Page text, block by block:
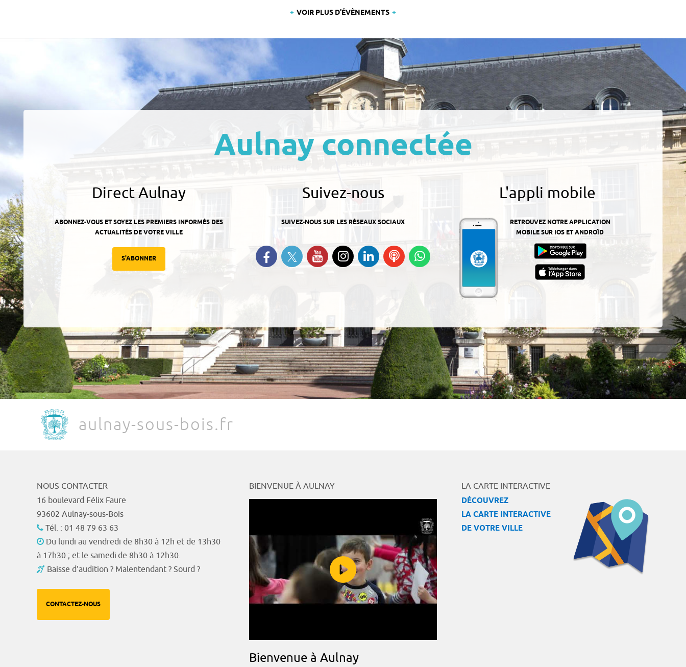
VOIR PLUS D'ÉVÈNEMENTS
Aulnay connectée
Direct Aulnay
ABONNEZ-VOUS ET SOYEZ LES PREMIERS INFORMÉS DES
ACTUALITÉS DE VOTRE VILLE
S'ABONNER
Suivez-nous
SUIVEZ-NOUS SUR LES RÉSEAUX SOCIAUX
Retrouvez-nous sur Facebook
Suivez-nous sur Twitter
Suivez-nous sur YouTube
Suivez-nous sur
Instagram
Retrouvez-nous
sur Linkedin
Ecoutez
nos
L'appli mobile
RETROUVEZ NOTRE APPLICATION
MOBILE SUR IOS ET ANDROÏD
aulnay-sous-bois.fr
NOUS CONTACTER
16 boulevard Félix Faure
93602 Aulnay-sous-Bois
Tél. : 01 48 79 63 63
Du lundi au vendredi de 8h30 à 12h et de 13h30
à 17h30 ; et le samedi de 8h30 à 12h30.
Baisse d'audition ? Malentendant ? Sourd ?
CONTACTEZ-NOUS
BIENVENUE À AULNAY
Bienvenue à Aulnay
LA CARTE INTERACTIVE
DÉCOUVREZ
LA CARTE INTERACTIVE
DE VOTRE VILLE